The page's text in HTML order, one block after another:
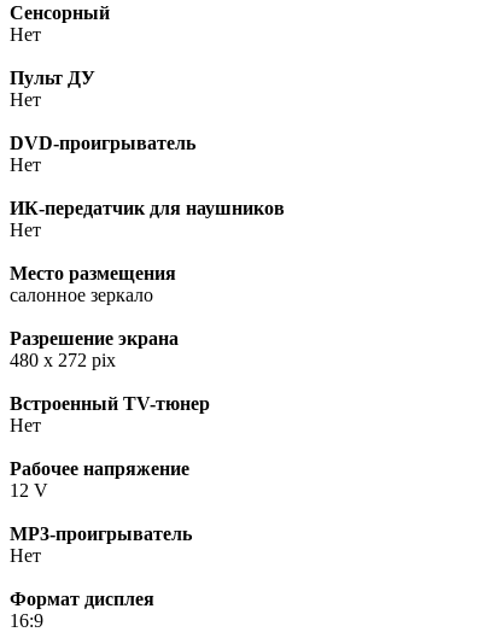
Сенсорный
Нет
Пульт ДУ
Нет
DVD-проигрыватель
Нет
ИК-передатчик для наушников
Нет
Место размещения
салонное зеркало
Разрешение экрана
480 х 272 pix
Встроенный TV-тюнер
Нет
Рабочее напряжение
12 V
MP3-проигрыватель
Нет
Формат дисплея
16:9